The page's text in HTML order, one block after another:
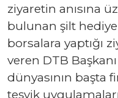
ziyaretin anısına
bulunan şilt
borsalara yaptığı
veren DTB
dünyasının başta
teşvik